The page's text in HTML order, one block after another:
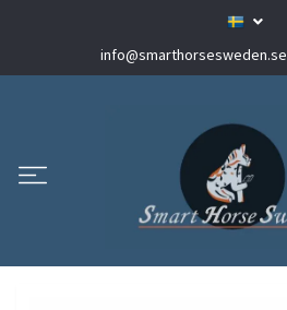
info@smarthorsesweden.se